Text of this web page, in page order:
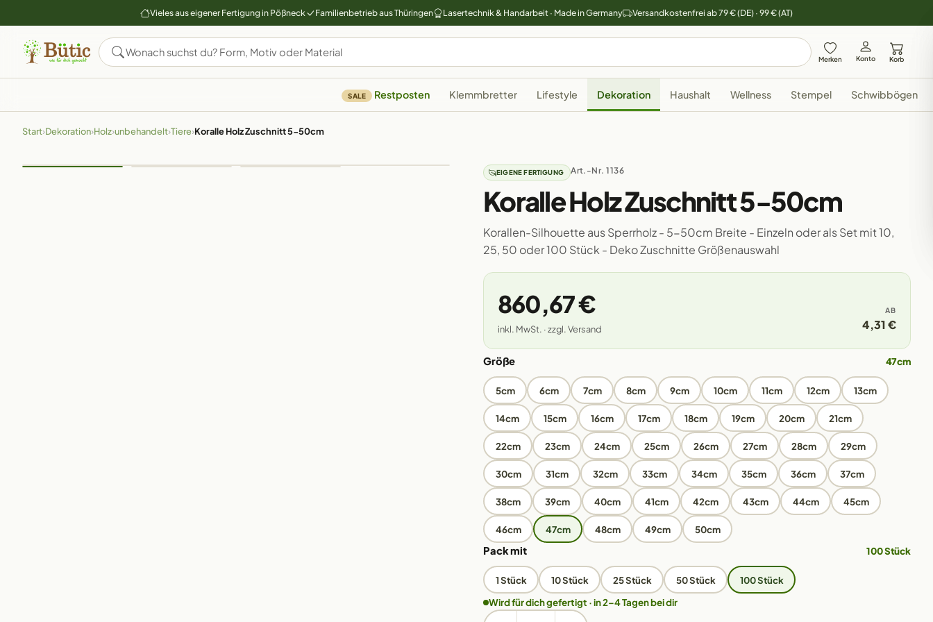
Vieles aus eigener Fertigung in Pößneck Familienbetrieb aus Thüringen Lasertechnik & Handarbeit · Made in Germany Versandkostenfrei ab 79 € (DE) · 99 € (AT)
Merken Konto Korb
SALE Restposten Klemmbretter Lifestyle Dekoration Haushalt Wellness Stempel Schwibbögen
Start›Dekoration›Holz›unbehandelt›Tiere›Koralle Holz Zuschnitt 5-50cm
EIGENE FERTIGUNG Art.-Nr. 1136
Koralle Holz Zuschnitt 5-50cm
Korallen-Silhouette aus Sperrholz - 5-50cm Breite - Einzeln oder als Set mit 10,
25, 50 oder 100 Stück - Deko Zuschnitte Größenauswahl
860,67 €
inkl. MwSt. · zzgl. Versand
AB
4,31 €
Größe 47cm
5cm 6cm 7cm 8cm 9cm 10cm 11cm 12cm 13cm
14cm 15cm 16cm 17cm 18cm 19cm 20cm 21cm
22cm 23cm 24cm 25cm 26cm 27cm 28cm 29cm
30cm 31cm 32cm 33cm 34cm 35cm 36cm 37cm
38cm 39cm 40cm 41cm 42cm 43cm 44cm 45cm
46cm 47cm 48cm 49cm 50cm
Pack mit 100 Stück
1 Stück 10 Stück 25 Stück 50 Stück
100 Stück
Wird für dich gefertigt · in 2–4 Tagen bei dir